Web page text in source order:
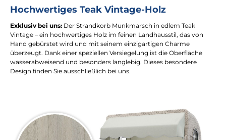
Hochwertiges Teak Vintage-Holz
Exklusiv bei uns: Der Strandkorb Munkmarsch in edlem Teak
Vintage – ein hochwertiges Holz im feinen Landhausstil, das von
Hand gebürstet wird und mit seinem einzigartigen Charme
überzeugt. Dank einer speziellen Versiegelung ist die Oberfläche
wasserabweisend und besonders langlebig. Dieses besondere
Design finden Sie ausschließlich bei uns.